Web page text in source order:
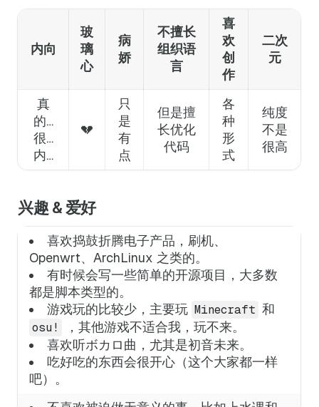
内向
玻
璃
心
病
娇
不擅长
组织语
言
喜
欢
创
作
二次
元
真
的…
很…
内…
💔
只
是
有
点
但是擅
长优化
代码
各
种
形
式
纯度
不是
很高
兴趣 & 爱好
喜欢捣鼓折腾电子产品，刷机、
Openwrt、ArchLinux 之类的。
有时候会写一些简单的开源项目，大多数
都是脚本类型的。
游戏玩的比较少，主要玩 Minecraft 和
osu!
，其他游戏不适合我，玩不来。
喜欢听ボカロ曲，尤其是初音未来。
吃好吃的东西会很开心（这个大家都一样
吧）。